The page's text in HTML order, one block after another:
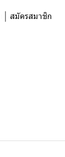
สมัครสมาชิก